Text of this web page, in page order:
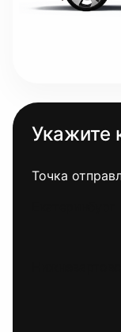
Укажите
Точка